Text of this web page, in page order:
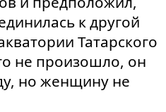
к другой
Татарского
не произошло, он
но женщину не